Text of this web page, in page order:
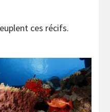
ces récifs.